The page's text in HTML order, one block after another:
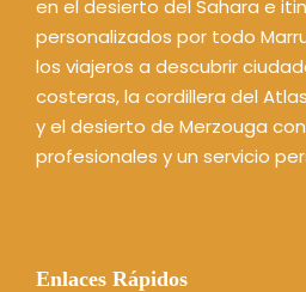
en el desierto del Sahara e
personalizados por todo
los viajeros a descubrir
costeras, la cordillera del
y el desierto de Merzouga
profesionales y un servicio
Enlaces Rápidos